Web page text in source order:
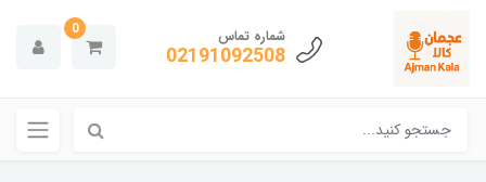
شماره تماس
02191092508
0